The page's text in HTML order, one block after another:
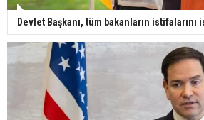
Devlet Başkanı, tüm bakanların istifalarını